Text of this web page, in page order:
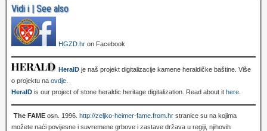
Vidi i | See also
HGZD.hr on Facebook
HeralD je naš projekt digitalizacije kamene heraldičke baštine. Više
o projektu na ovdje.
HeralD is our project of stone heraldic heritage digitalization. Read about it here.
The FAME osn. 1996. http://zeljko-heimer-fame.from.hr stranice su na kojima
možete naći povijesne i suvremene grbove i zastave država u regiji, njihovih